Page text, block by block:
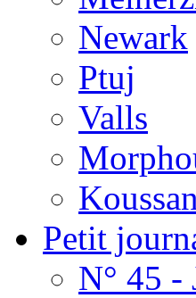
Newark
Ptuj
Valls
Petit
N° 45 -